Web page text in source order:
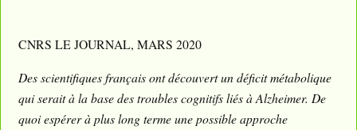
CNRS LE JOURNAL, MARS 2020
Des scientifiques français ont découvert un déficit métabolique
qui serait à la base des troubles cognitifs liés à Alzheimer. De
quoi espérer à plus long terme une possible approche